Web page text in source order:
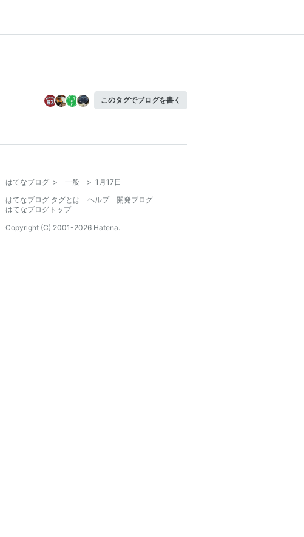
このタグでブログを書く
はてなブログ > 一般 > 1月17日
はてなブログ タグとは
ヘルプ
開発ブログ
はてなブログトップ
Copyright (C) 2001-2026 Hatena.